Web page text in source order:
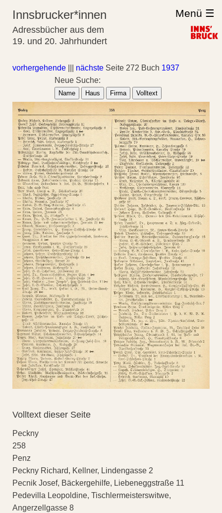
Innsbrucker*innen
Adressbücher aus dem
19. und 20. Jahrhundert
Menü ☰
vorhergehende nächste Seite 272 Buch 1937
Neue Suche:
Name Haus Firma Volltext
Volltext dieser Seite
Peckny
258
Penz
Peckny Richard, Kellner, Lindengasse 2
Pecnik Josef, Bäckergehilfe, Liebeneggstraße 11
Pedevilla Leopoldine, Tischlermeisterswitwe,
Angerzellgasse 8